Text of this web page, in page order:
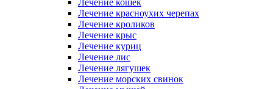
Лечение кошек
Лечение красноухих черепах
Лечение кроликов
Лечение крыс
Лечение куриц
Лечение лис
Лечение лягушек
Лечение морских свинок